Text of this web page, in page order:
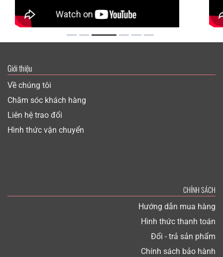
Giới thiệu
Về chúng tôi
Chăm sóc khách hàng
Liên hệ trao đổi
Hình thức vận chuyển
CHÍNH SÁCH
Hướng dẫn mua hàng
Hình thức thanh toán
Đổi - trả sản phẩm
Chính sách bảo hành